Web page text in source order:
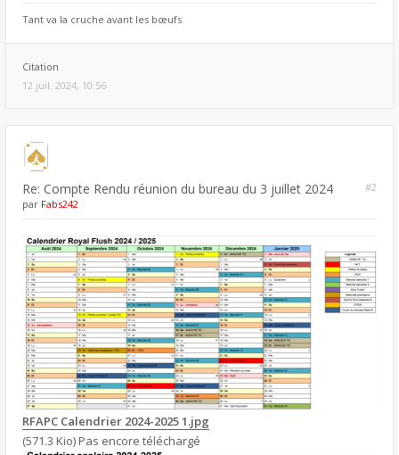
Tant va la cruche avant les bœufs
Citation
12 juil. 2024, 10:56
Re: Compte Rendu réunion du bureau du 3 juillet 2024
#2
par Fabs242
RFAPC Calendrier 2024-2025 1.jpg
(571.3 Kio) Pas encore téléchargé